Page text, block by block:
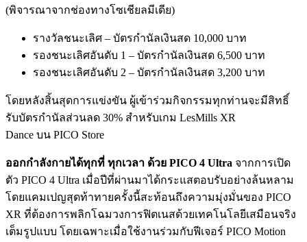
(พิจารณาจากช่องทางโซเชียลมีเดีย)
รางวัลชนะเลิศ – บัตรกำนัลเงินสด 10,000 บาท
รองชนะเลิศอันดับ 1 – บัตรกำนัลเงินสด 6,500 บาท
รองชนะเลิศอันดับ 2 – บัตรกำนัลเงินสด 3,200 บาท
โดยหลังสิ้นสุดการแข่งขัน ผู้เข้าร่วมกิจกรรมทุกท่านจะมีสิทธิ์
รับบัตรกำนัลส่วนลด 30% สำหรับเกม LesMills XR
Dance บน PICO Store
ออกกำลังกายได้ทุกที่ ทุกเวลา ด้วย PICO 4 Ultra จากการเปิด
ตัว PICO 4 Ultra เมื่อปีที่ผ่านมาได้กระแสตอบรับอย่างล้นหลาม
โดยแคมเปญสุดท้าทายครั้งนี้สะท้อนถึงความมุ่งมั่นของ PICO
XR ที่ต้องการพลิกโฉมวงการฟิตเนสด้วยเทคโนโลยีเสมือนจริง
เต็มรูปแบบ โดยเฉพาะเมื่อใช้งานร่วมกับฟีเจอร์ PICO Motion